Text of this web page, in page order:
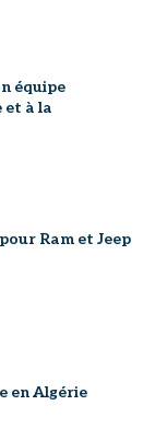
équipe
et à la
Ram et Jeep
en Algérie